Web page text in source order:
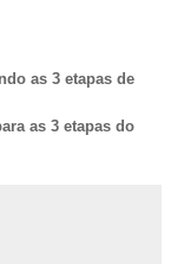
as 3 etapas de
as 3 etapas do